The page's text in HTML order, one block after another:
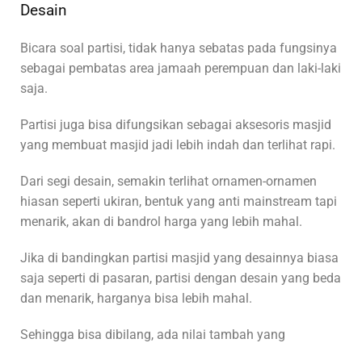
Desain
Bicara soal partisi, tidak hanya sebatas pada fungsinya
sebagai pembatas area jamaah perempuan dan laki-laki
saja.
Partisi juga bisa difungsikan sebagai aksesoris masjid
yang membuat masjid jadi lebih indah dan terlihat rapi.
Dari segi desain, semakin terlihat ornamen-ornamen
hiasan seperti ukiran, bentuk yang anti mainstream tapi
menarik, akan di bandrol harga yang lebih mahal.
Jika di bandingkan partisi masjid yang desainnya biasa
saja seperti di pasaran, partisi dengan desain yang beda
dan menarik, harganya bisa lebih mahal.
Sehingga bisa dibilang, ada nilai tambah yang